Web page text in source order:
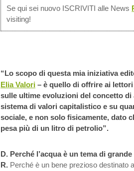
Se qui sei nuovo ISCRIVITI alle News
visiting!
“Lo scopo di questa mia iniziativa
Elia Valori – è quello di offrire ai
sulle ultime evoluzioni del concetto di
sistema di valori capitalistico e su
sociale, e non solo fisicamente, dato
pesa più di un litro di petrolio”.
D. Perché l’acqua è un tema di
R. Perché è un bene prezioso destinato